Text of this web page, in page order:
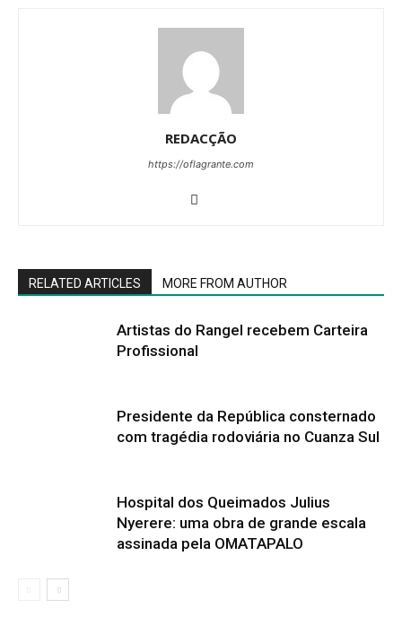
REDACÇÃO
https://oflagrante.com
RELATED ARTICLES MORE FROM AUTHOR
Artistas do Rangel recebem Carteira
Profissional
Presidente da República consternado
com tragédia rodoviária no Cuanza Sul
Hospital dos Queimados Julius
Nyerere: uma obra de grande escala
assinada pela OMATAPALO